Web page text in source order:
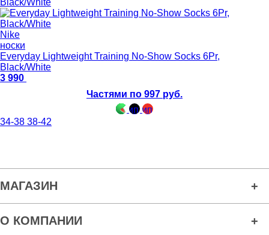
Nike
носки
Everyday Lightweight Training No-Show Socks 6Pr,
Black/White
3 990
Частями по 997 руб.
34-38 38-42
МАГАЗИН
О КОМПАНИИ